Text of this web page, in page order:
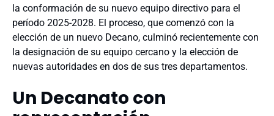
la conformación de su nuevo equipo directivo para el
período 2025-2028. El proceso, que comenzó con la
elección de un nuevo Decano, culminó recientemente con
la designación de su equipo cercano y la elección de
nuevas autoridades en dos de sus tres departamentos.
Un Decanato con